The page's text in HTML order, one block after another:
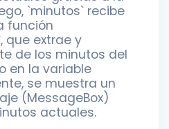
`minutos` recibe
función
que extrae y
de los minutos del
en la variable
se muestra un
(MessageBox)
actuales.